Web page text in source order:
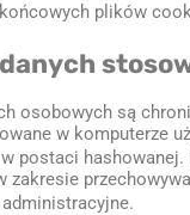
plików
osobowych są
w komputerze
postaci